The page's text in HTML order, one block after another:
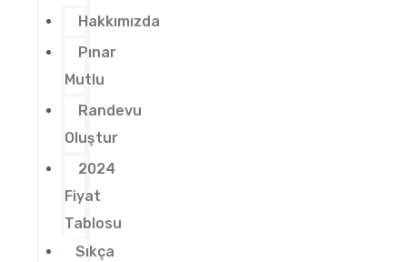
Hakkımızda
Pınar
Mutlu
Randevu
Oluştur
2024
Fiyat
Tablosu
Sıkça